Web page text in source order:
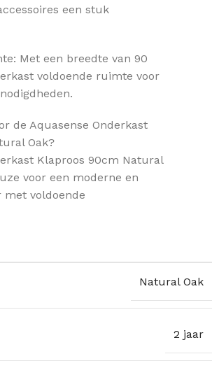
een stuk
Met een breedte van 90
voldoende ruimte voor
de Aquasense Onderkast
Oak?
Klaproos 90cm Natural
voor een moderne en
voldoende
Natural Oak
2 jaar